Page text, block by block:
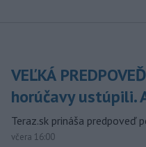
VEĽKÁ
horúčavy ustúpili.
Teraz.sk prináša predpoveď
včera 16:00